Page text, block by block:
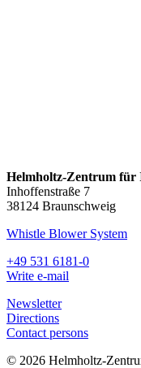
Helmholtz-Zentrum für
Inhoffenstraße 7
38124 Braunschweig
Whistle Blower System
+49 531 6181-0
Write e-mail
Newsletter
Directions
Contact persons
© 2026 Helmholtz-